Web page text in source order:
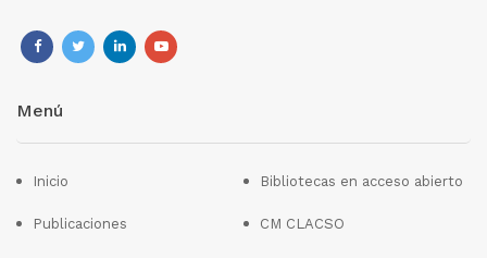
Menú
Inicio
Publicaciones
Bibliotecas en acceso abierto
CM CLACSO